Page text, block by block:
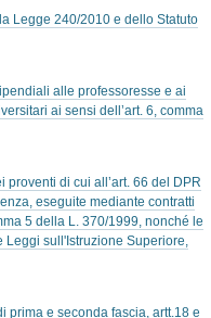
Legge 240/2010 e dello Statuto
alle professoresse e ai
ai sensi dell’art. 6, comma
di cui all’art. 66 del DPR
eseguite mediante contratti
5 della L. 370/1999, nonché le
sull'Istruzione Superiore,
prima e seconda fascia, artt.18 e